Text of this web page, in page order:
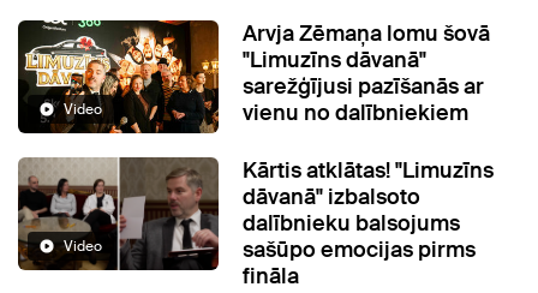
Video
Arvja Zēmaņa lomu šovā
"Limuzīns dāvanā"
sarežģījusi pazīšanās ar
vienu no dalībniekiem
Video
Kārtis atklātas! "Limuzīns
dāvanā" izbalsoto
dalībnieku balsojums
sašūpo emocijas pirms
fināla